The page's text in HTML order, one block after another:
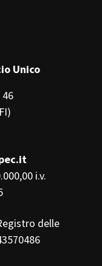
Unico
i.v.
delle